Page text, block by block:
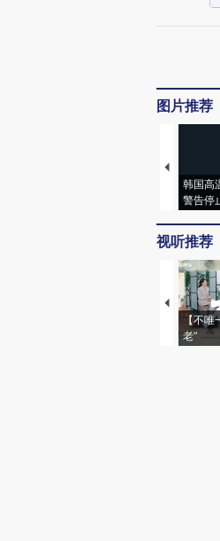
图片推荐
韩国高
警告停
视听推荐
【不唯
老”